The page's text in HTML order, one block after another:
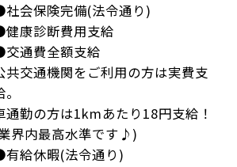
会保険完備(法令通り)
康診断費用支給
通費全額支給
共交通機関をご利用の方は実費支
通勤の方は1kmあたり18円支給！
界内最高水準です♪)
給休暇(法令通り)